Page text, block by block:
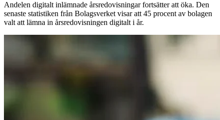
Andelen digitalt inlämnade årsredovisningar fortsätter att öka. Den
senaste statistiken från Bolagsverket visar att 45 procent av bolagen
valt att lämna in årsredovisningen digitalt i år.